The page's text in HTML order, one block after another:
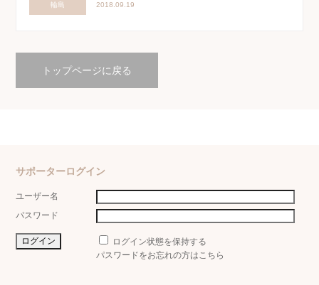
輪島 2018.09.19
トップページに戻る
サポーターログイン
ユーザー名
パスワード
ログイン状態を保持する
パスワードをお忘れの方はこちら